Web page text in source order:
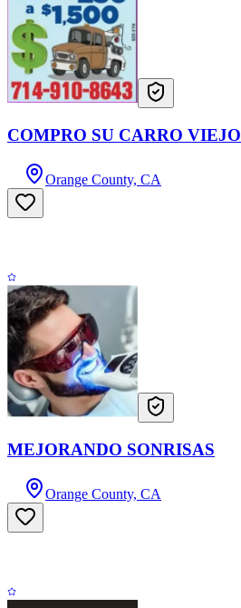
COMPRO SU CARRO VIEJO
Orange County, CA
MEJORANDO SONRISAS
Orange County, CA